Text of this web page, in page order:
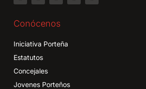
Conócenos
Iniciativa Porteña
Estatutos
Concejales
Jovenes Porteños